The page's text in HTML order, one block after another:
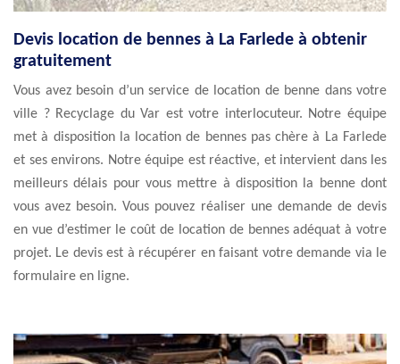
Devis location de bennes à La Farlede à obtenir
gratuitement
Vous avez besoin d’un service de location de benne dans votre
ville ? Recyclage du Var est votre interlocuteur. Notre équipe
met à disposition la location de bennes pas chère à La Farlede
et ses environs. Notre équipe est réactive, et intervient dans les
meilleurs délais pour vous mettre à disposition la benne dont
vous avez besoin. Vous pouvez réaliser une demande de devis
en vue d’estimer le coût de location de bennes adéquat à votre
projet. Le devis est à récupérer en faisant votre demande via le
formulaire en ligne.